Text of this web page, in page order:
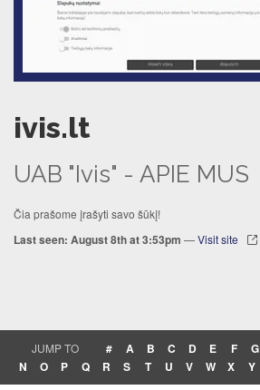
ivis.lt
UAB "Ivis" - APIE MUS
Čia prašome įrašyti savo šūkį!
Last seen: August 8th at 3:53pm —Visit site
JUMP TO # A B C D E F G
N
O P Q R S T U V W X Y